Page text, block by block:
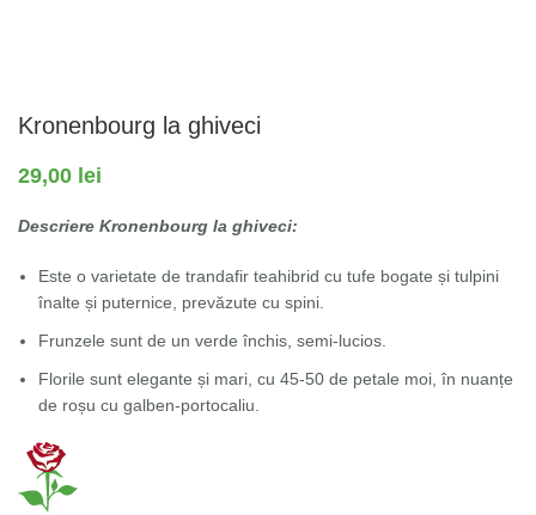
Kronenbourg la ghiveci
29,00 lei
Descriere Kronenbourg la ghiveci:
Este o varietate de trandafir teahibrid cu tufe bogate și tulpini
înalte și puternice, prevăzute cu spini.
Frunzele sunt de un verde închis, semi-lucios.
Florile sunt elegante și mari, cu 45-50 de petale moi, în nuanțe
de roșu cu galben-portocaliu.